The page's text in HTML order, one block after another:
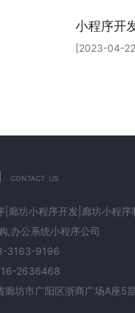
小程序开
[2023-04-
CONTACT US
|廊坊小程序开发|廊坊小程序
,办公系统小程序公司
3163-9196
廊坊市广阳区浙商广场A座5